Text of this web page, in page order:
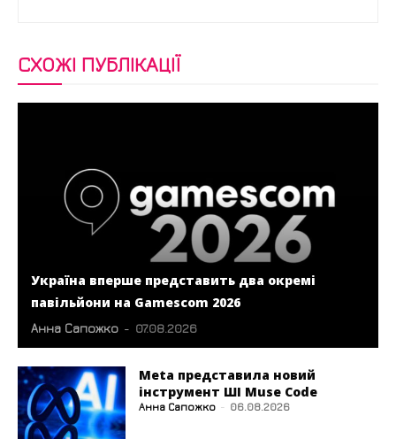
СХОЖІ ПУБЛІКАЦІЇ
Україна вперше представить два окремі
павільйони на Gamescom 2026
Анна Сапожко - 07.08.2026
Meta представила новий
інструмент ШІ Muse Code
Анна Сапожко - 06.08.2026